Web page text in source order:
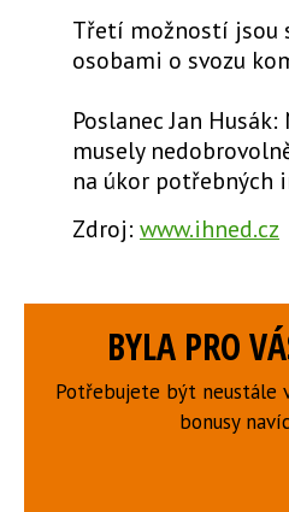
Třetí možností jsou
osobami o svozu
Poslanec Jan
musely
na úkor potřebných
Zdroj: www.ihned.cz
BYLA PRO
Potřebujete být neustále
bonusy